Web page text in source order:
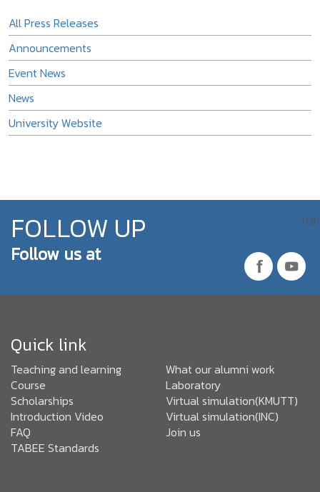
All Press Releases
Announcements
Event News
News
University Website
TOP
FOLLOW UP
Follow us at
Quick link
Teaching and learning
Course
Scholarships
Introduction Video
FAQ
TABEE Standards
What our alumni work
Laboratory
Virtual simulation(KMUTT)
Virtual simulation(INC)
Join us